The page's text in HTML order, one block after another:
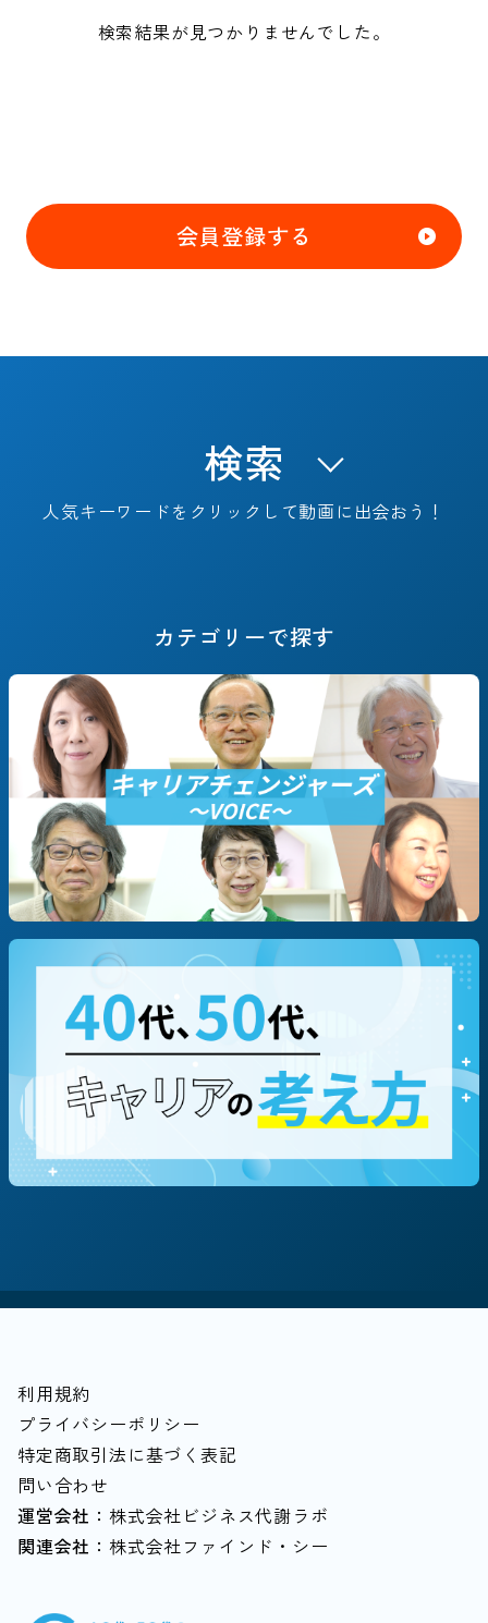
検索結果が見つかりませんでした。
会員登録する
検索
人気キーワードをクリックして動画に出会おう！
キャリアフェーズで探す
#決断までのSTORY
#これからのSTORY
#定年退職
#早期退職
#転職/再就職
#起業
職種別に探す
#技術/開発職/エンジニア
#営業
#企画/マーケ
#専門職（コンサルタント等）
テーマ・働き方別に探す
カテゴリーで探す
利用規約
プライバシーポリシー
特定商取引法に基づく表記
問い合わせ
運営会社： 株式会社ビジネス代謝ラボ
関連会社： 株式会社ファインド・シー